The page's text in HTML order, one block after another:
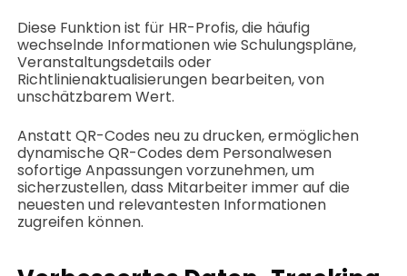
Diese Funktion ist für HR-Profis, die häufig
wechselnde Informationen wie Schulungspläne,
Veranstaltungsdetails oder
Richtlinienaktualisierungen bearbeiten, von
unschätzbarem Wert.
Anstatt QR-Codes neu zu drucken, ermöglichen
dynamische QR-Codes dem Personalwesen
sofortige Anpassungen vorzunehmen, um
sicherzustellen, dass Mitarbeiter immer auf die
neuesten und relevantesten Informationen
zugreifen können.